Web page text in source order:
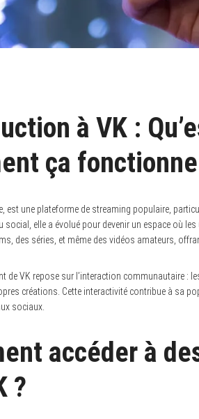
à VK :
ça
est une plateforme de streaming populaire,
social, elle a évolué pour devenir un espace où
des séries, et même des vidéos amateurs,
de VK repose sur l’interaction communautaire
créations. Cette interactivité contribue à sa
sociaux.
accéder à
?